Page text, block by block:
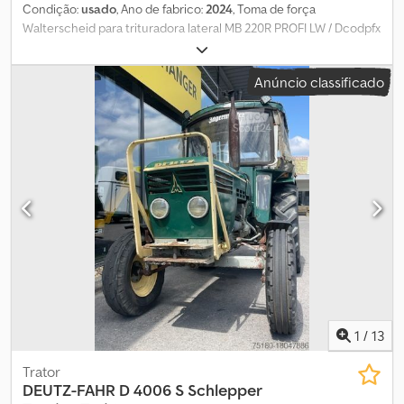
Condição:usado, Ano de fabrico:2024, Toma de força
Walterscheid para trituradora lateral MB 220R PROFI LW / Dcodpfx
Anúncio classificado
1 / 13
Trator
DEUTZ-FAHR D 4006 S Schlepper